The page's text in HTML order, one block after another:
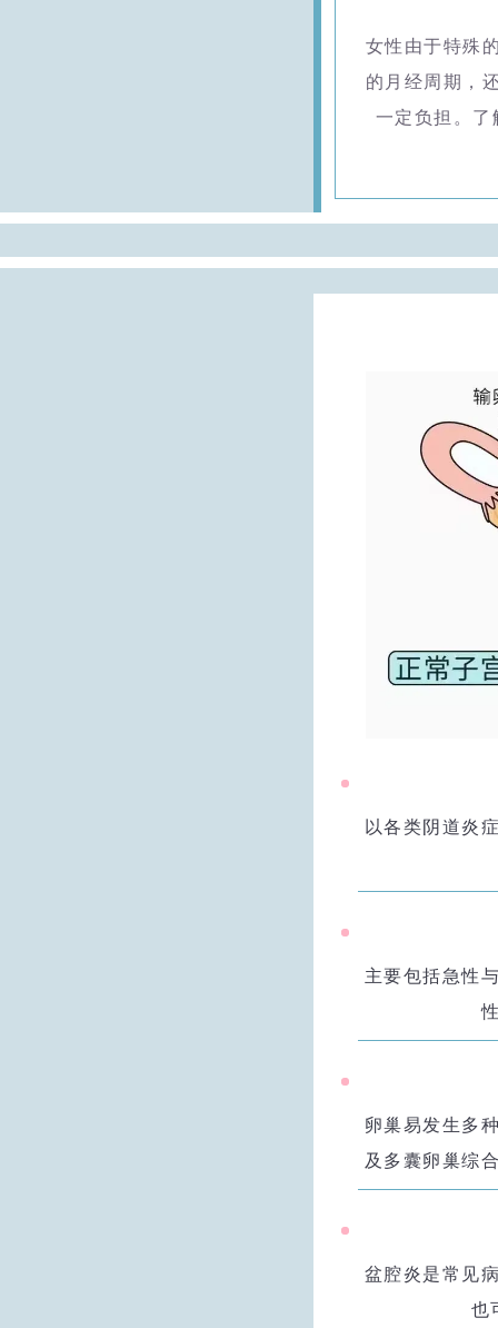
女性由于特殊
的月经周期，
一定负担。
以各类阴道炎
主要包括急性
卵巢易发生多
及多囊卵巢综
盆腔炎是常见
也